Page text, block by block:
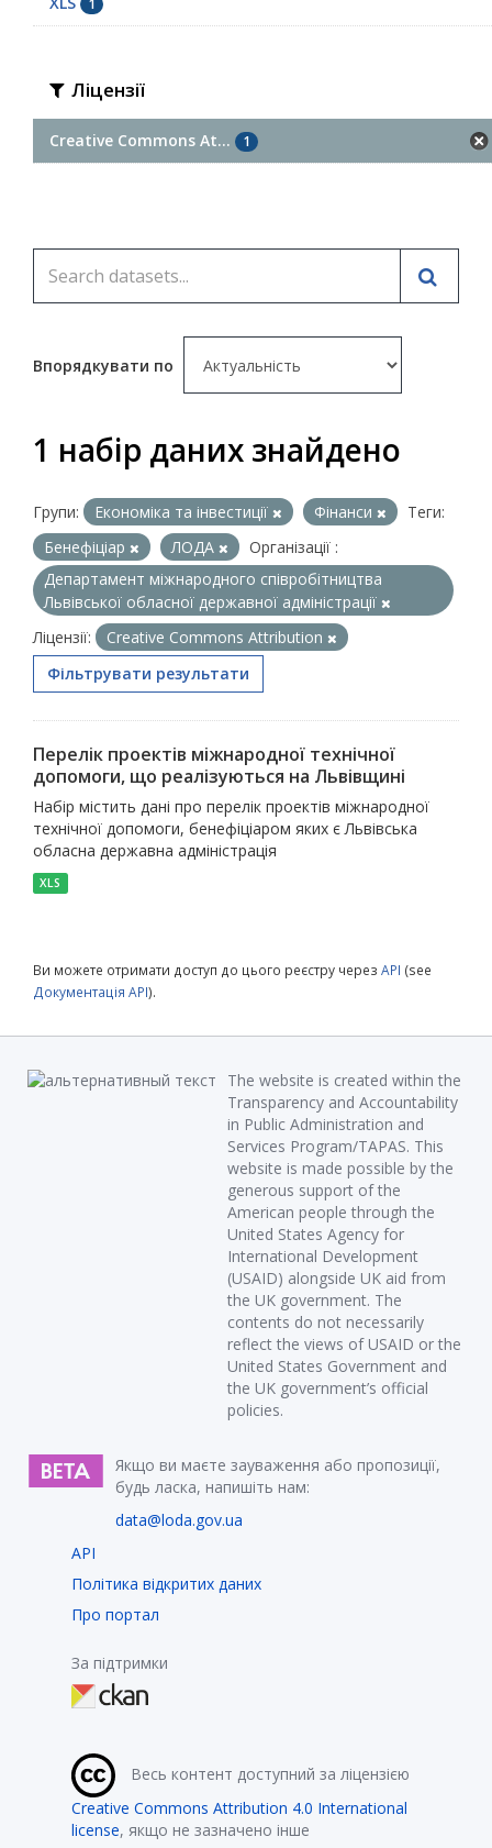
1
Ліцензії
Creative Commons At... 1
Впорядкувати по
1 набір даних знайдено
Групи: Економіка та інвестиції Фінанси
Теги:
Бенефіціар
ЛОДА
Організації :
Департамент міжнародного співробітництва
Львівської обласної державної адміністрації
Ліцензії:
Creative Commons Attribution
Фільтрувати результати
Перелік проектів міжнародної технічної
допомоги, що реалізуються на Львівщині
Набір містить дані про перелік проектів міжнародної
технічної допомоги, бенефіціаром яких є Львівська
обласна державна адміністрація
XLS
Ви можете отримати доступ до цього реєстру через API (see
Документація API).
The website is created within the
Transparency and Accountability
in Public Administration and
Services Program/TAPAS. This
website is made possible by the
generous support of the
American people through the
United States Agency for
International Development
(USAID) alongside UK aid from
the UK government. The
contents do not necessarily
reflect the views of USAID or the
United States Government and
the UK government’s official
policies.
Якщо ви маєте зауваження або пропозиції,
будь ласка, напишіть нам:
data@loda.gov.ua
API
Політика відкритих даних
Про портал
За підтримки
Весь контент доступний за ліцензією
Creative Commons Attribution 4.0 International
license, якщо не зазначено інше